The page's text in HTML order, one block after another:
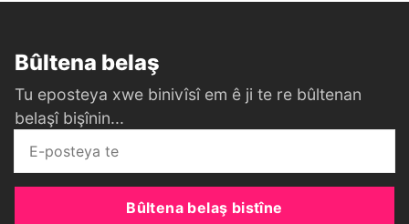
Bûltena belaş
Tu eposteya xwe binivîsî em ê ji te re bûltenan
belaşî bişînin...
Bûltena belaş bistîne